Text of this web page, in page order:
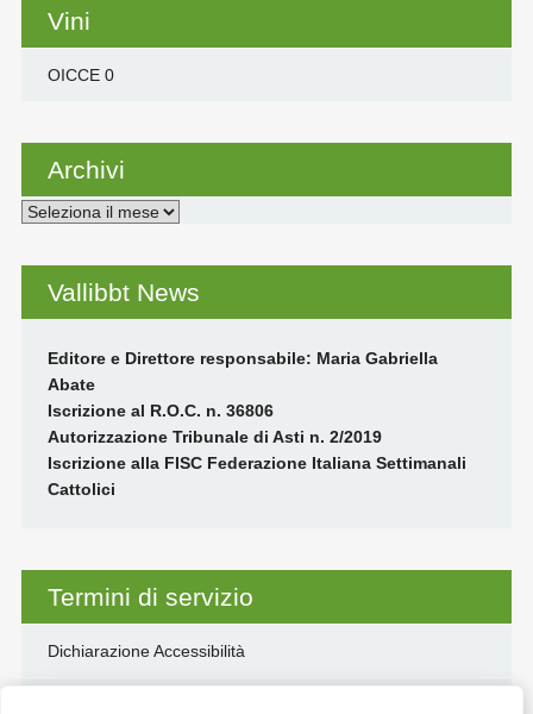
Vini
OICCE0
Archivi
Archivi
Vallibbt News
Editore e Direttore responsabile: Maria Gabriella
Abate
Iscrizione al R.O.C. n. 36806
Autorizzazione Tribunale di Asti n. 2/2019
Iscrizione alla FISC Federazione Italiana Settimanali
Cattolici
Termini di servizio
Dichiarazione Accessibilità